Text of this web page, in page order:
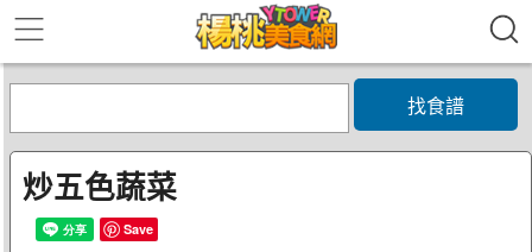
找食譜
炒五色蔬菜
Save